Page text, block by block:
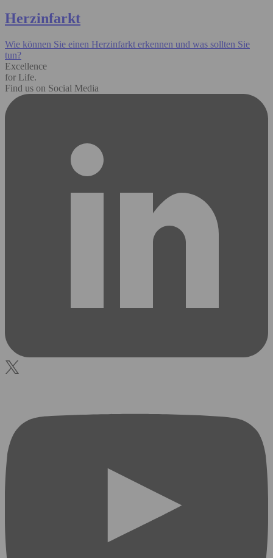
Herzinfarkt
Wie können Sie einen Herzinfarkt erkennen und was sollten Sie
tun?
Excellence
for Life.
Find us on Social Media